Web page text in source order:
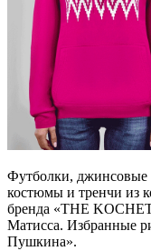
Футболки,
костюмы и тренчи из
бренда «THE
Матисса. Избранные
Пушкина».